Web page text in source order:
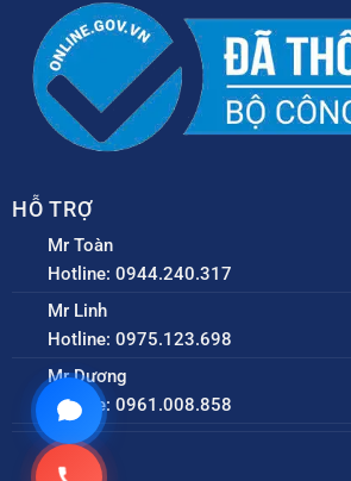
HỖ TRỢ
Mr Toàn
Hotline: 0944.240.317
Mr Linh
Hotline: 0975.123.698
Mr Dương
Hotline: 0961.008.858